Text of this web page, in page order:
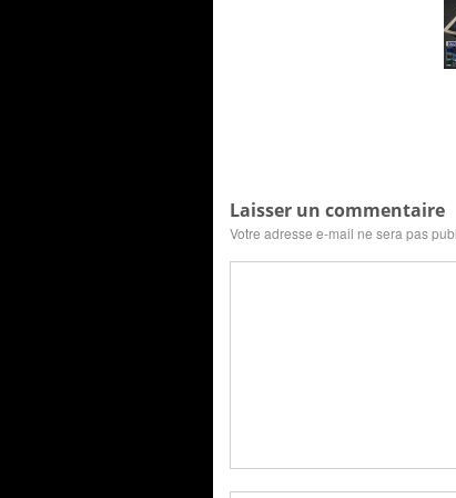
Laisser un commentaire
Votre adresse e-mail ne sera pas